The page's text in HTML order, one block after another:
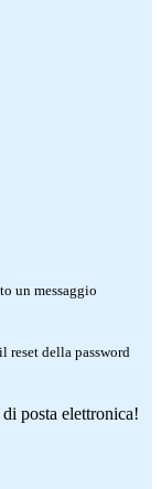
un messaggio
reset della password
posta elettronica!